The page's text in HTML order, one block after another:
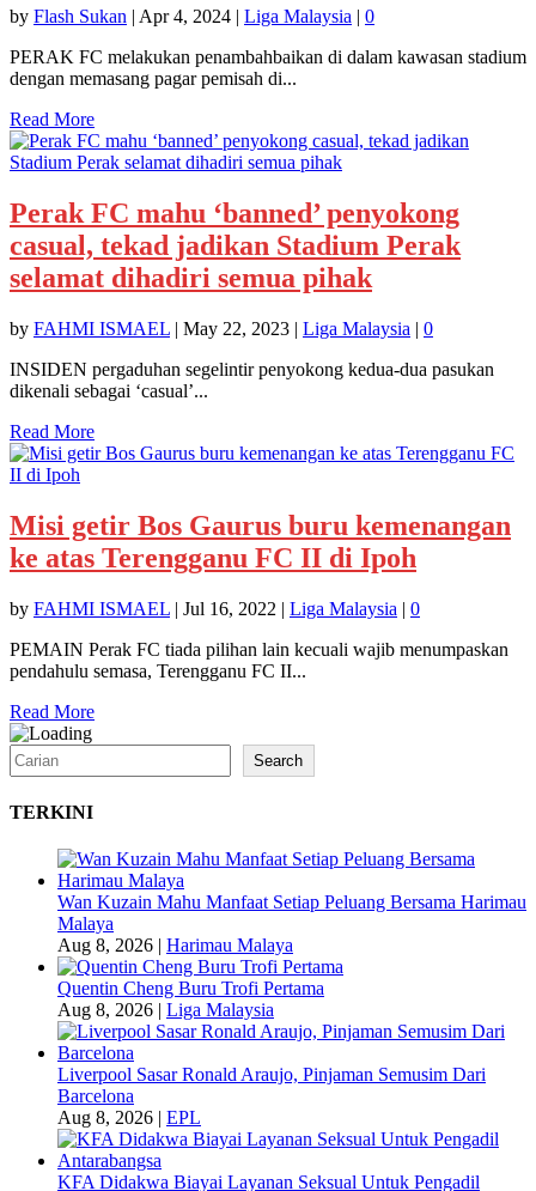
by Flash Sukan | Apr 4, 2024 | Liga Malaysia | 0
PERAK FC melakukan penambahbaikan di dalam kawasan stadium
dengan memasang pagar pemisah di...
Read More
Perak FC mahu ‘banned’ penyokong
casual, tekad jadikan Stadium Perak
selamat dihadiri semua pihak
by FAHMI ISMAEL | May 22, 2023 | Liga Malaysia | 0
INSIDEN pergaduhan segelintir penyokong kedua-dua pasukan
dikenali sebagai ‘casual’...
Read More
Misi getir Bos Gaurus buru kemenangan
ke atas Terengganu FC II di Ipoh
by FAHMI ISMAEL | Jul 16, 2022 | Liga Malaysia | 0
PEMAIN Perak FC tiada pilihan lain kecuali wajib menumpaskan
pendahulu semasa, Terengganu FC II...
Read More
Search Search
TERKINI
Wan Kuzain Mahu Manfaat Setiap Peluang Bersama Harimau
Malaya
Aug 8, 2026 | Harimau Malaya
Quentin Cheng Buru Trofi Pertama
Aug 8, 2026 | Liga Malaysia
Liverpool Sasar Ronald Araujo, Pinjaman Semusim Dari
Barcelona
Aug 8, 2026 | EPL
KFA Didakwa Biayai Layanan Seksual Untuk Pengadil